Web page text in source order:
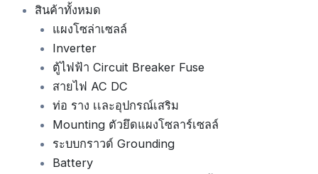
สินค้าทั้งหมด
แผงโซล่าเซลล์
Inverter
ตู้ไฟฟ้า Circuit Breaker Fuse
สายไฟ AC DC
ท่อ ราง เเละอุปกรณ์เสริม
Mounting ตัวยึดแผงโซลาร์เซลล์
ระบบกราวด์ Grounding
Battery